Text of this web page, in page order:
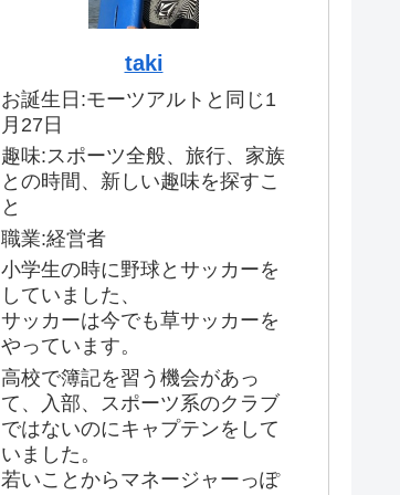
taki
お誕生日:モーツアルトと同じ1
月27日
趣味:スポーツ全般、旅行、家族
との時間、新しい趣味を探すこ
と
職業:経営者
小学生の時に野球とサッカーを
していました、
サッカーは今でも草サッカーを
やっています。
高校で簿記を習う機会があっ
て、入部、スポーツ系のクラブ
ではないのにキャプテンをして
いました。
若いことからマネージャーっぽ